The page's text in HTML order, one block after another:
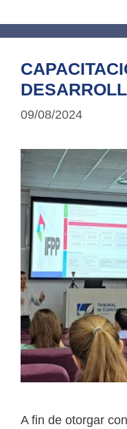
09/08/2024
A fin de otorgar